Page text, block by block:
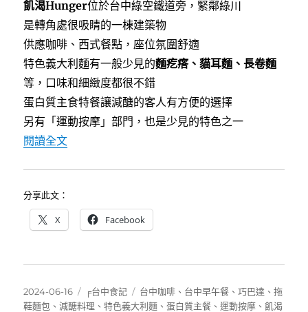
o
k
r
飢渴Hunger位於台中綠空鐵道旁，緊鄰綠川
是轉角處很吸睛的一棟建築物
供應咖啡、西式餐點，座位氛圍舒適
特色義大利麵有一般少見的麵疙瘩、貓耳麵、長卷麵
等，口味和細緻度都很不錯
蛋白質主食特餐讓減醣的客人有方便的選擇
另有「運動按摩」部門，也是少見的特色之一
閱讀全文〈[台中]肌渴Hunger~綠川河畔特色餐館，餐點
分享此文：
X Facebook
發
佈
2024-06-16
分
類
╒台中食記
標
籤
台中咖啡 、 台中早午餐 、巧巴達 、拖
鞋麵包 、減醣料理 、特色義大利麵 、蛋白質主餐 、運動按摩 、飢渴